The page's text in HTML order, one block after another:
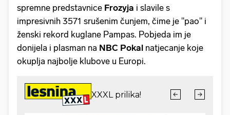
spremne predstavnice Frozyja i slavile s
impresivnih 3571 srušenim čunjem, čime je "pao" i
ženski rekord kuglane Pampas. Pobjeda im je
donijela i plasman na NBC Pokal natjecanje koje
okuplja najbolje klubove u Europi.